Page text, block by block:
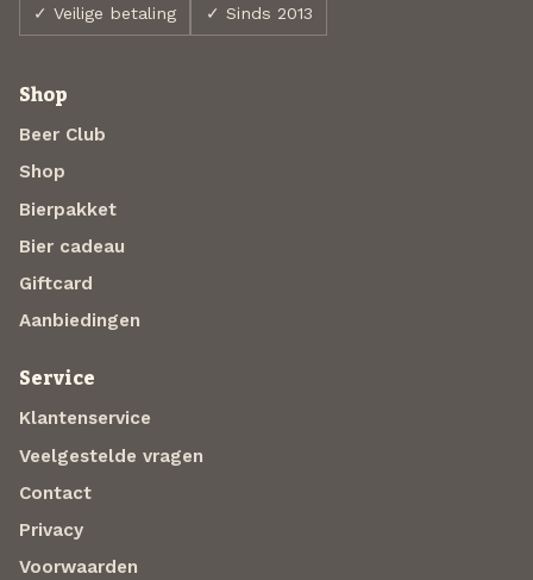
✓ Veilige betaling ✓ Sinds 2013
Shop
Beer Club
Shop
Bierpakket
Bier cadeau
Giftcard
Aanbiedingen
Service
Klantenservice
Veelgestelde vragen
Contact
Privacy
Voorwaarden